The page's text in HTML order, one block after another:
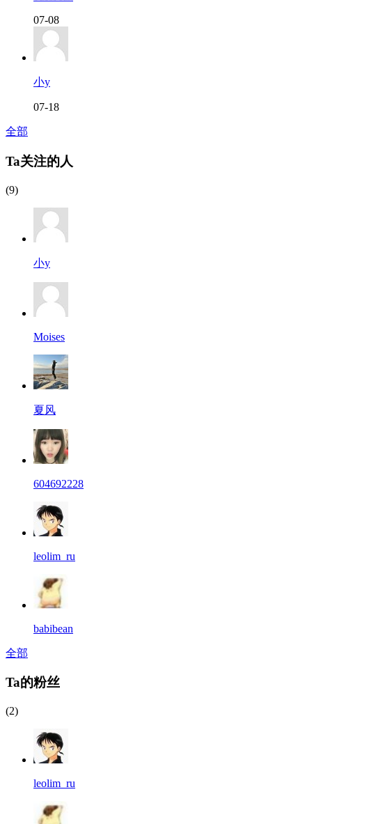
07-08
小y
07-18
全部
Ta关注的人
(9)
小y
Moises
夏风
604692228
leolim_ru
babibean
全部
Ta的粉丝
(2)
leolim_ru